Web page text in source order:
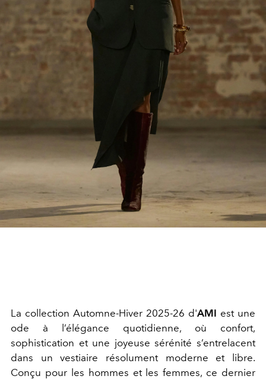
La collection Automne-Hiver 2025-26 d'AMI est une
ode à l’élégance quotidienne, où confort,
sophistication et une joyeuse sérénité s’entrelacent
dans un vestiaire résolument moderne et libre.
Conçu pour les hommes et les femmes, ce dernier